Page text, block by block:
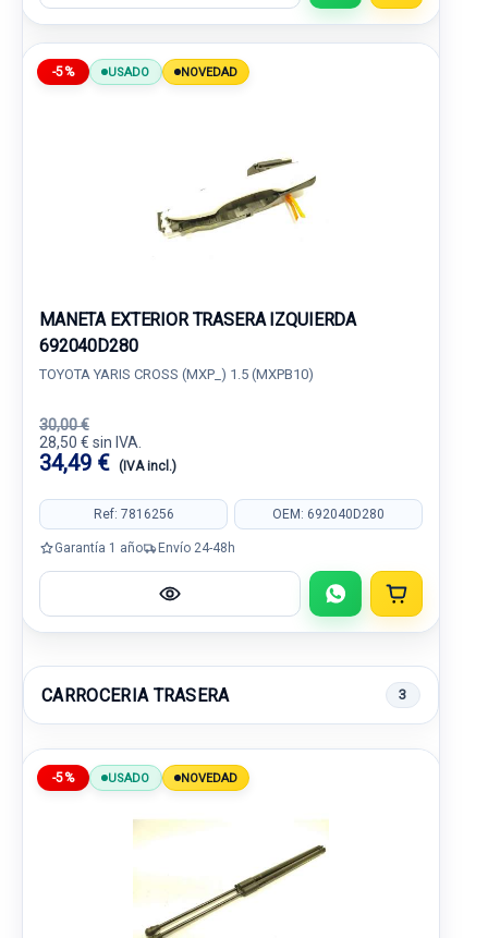
-5% USADO NOVEDAD
MANETA EXTERIOR TRASERA IZQUIERDA
692040D280
TOYOTA YARIS CROSS (MXP_) 1.5 (MXPB10)
30,00 €
28,50 € sin IVA.
34,49 € (IVA incl.)
Ref: 7816256 OEM: 692040D280
Garantía 1 año Envío 24-48h
CARROCERIA TRASERA 3
-5% USADO NOVEDAD